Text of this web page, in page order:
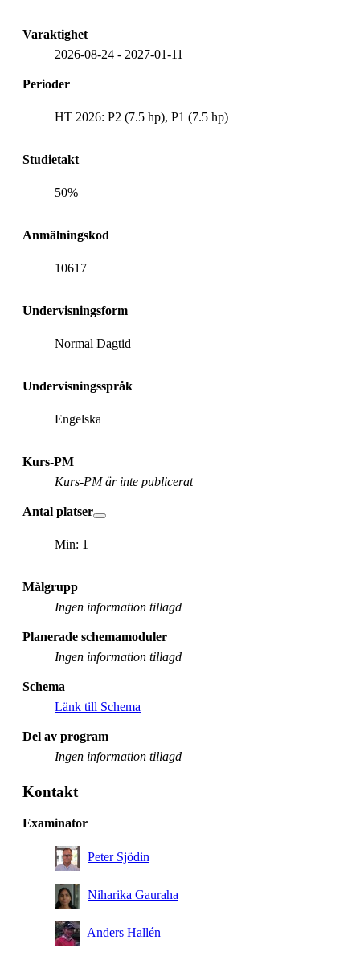
Varaktighet
2026-08-24 - 2027-01-11
Perioder
HT 2026: P2 (7.5 hp), P1 (7.5 hp)
Studietakt
50%
Anmälningskod
10617
Undervisningsform
Normal Dagtid
Undervisningsspråk
Engelska
Kurs-PM
Kurs-PM är inte publicerat
Antal platser
Min: 1
Målgrupp
Ingen information tillagd
Planerade schemamoduler
Ingen information tillagd
Schema
Länk till Schema
Del av program
Ingen information tillagd
Kontakt
Examinator
Peter Sjödin
Niharika Gauraha
Anders Hallén